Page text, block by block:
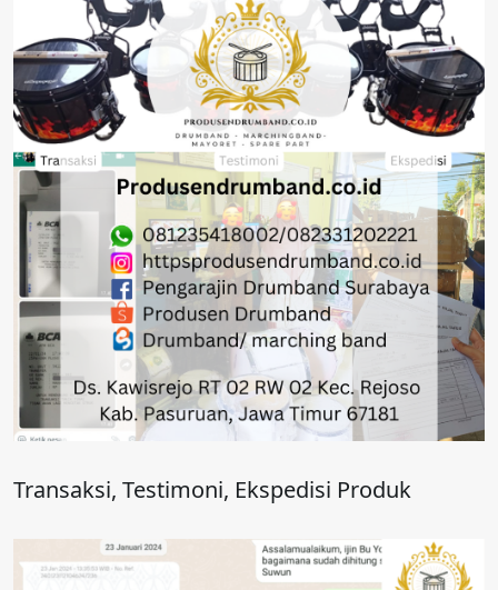
Transaksi, Testimoni, Ekspedisi Produk